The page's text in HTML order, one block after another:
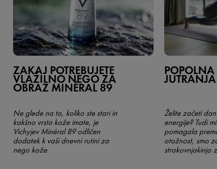
ZAKAJ POTREBUJETE
VLAŽILNO NEGO ZA
OBRAZ MINÉRAL 89
Ne glede na to, koliko ste stari in
kakšno vrsto kože imate, je
Vichyjev Minéral 89 odličen
dodatek k vaši dnevni rutini za
nego kože.
Želite začeti
energije? Tudi
pomagala
otožnost, smo
strokovnjakinjo